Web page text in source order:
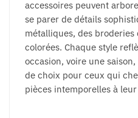
accessoires peuvent
se parer de détails
métalliques, des broderies
colorées. Chaque style
occasion, voire une
de choix pour ceux qui
pièces intemporelles à